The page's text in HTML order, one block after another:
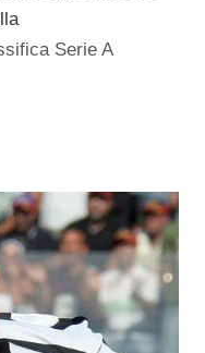
Serie A